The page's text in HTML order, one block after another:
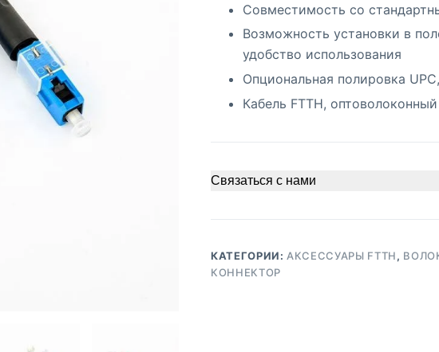
Совместимость со
Возможность установки в
удобство использования
Опциональная полировка
Кабель FTTH,
Связаться с нами
КАТЕГОРИИ: АКСЕССУАРЫ FTTH,
КОННЕКТОР